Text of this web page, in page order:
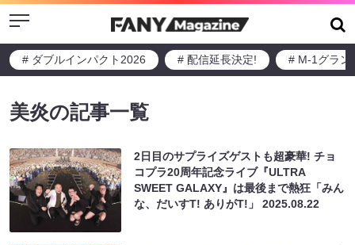
Menu
# ダブルインパクト2026 # 配信延長決定! # M-1グラン
美炎の記事一覧
2日目のサプライズゲストも超豪華! チョ
コプラ20周年記念ライブ『ULTRA
SWEET GALAXY』は最後まで熱狂「みん
な、だいすT! ありがT!」2025.08.22